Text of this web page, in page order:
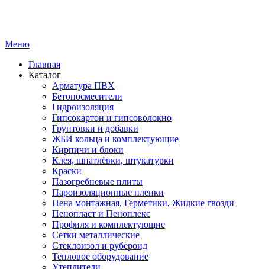
Меню
Главная
Каталог
Арматура ПВХ
Бетоносмесители
Гидроизоляция
Гипсокартон и гипсоволокно
Грунтовки и добавки
ЖБИ кольца и комплектующие
Кирпичи и блоки
Клея, шпатлёвки, штукатурки
Краски
Пазогребневые плиты
Пароизоляционные пленки
Пена монтажная, Герметики, Жидкие гвозди
Пенопласт и Пеноплекс
Профиля и комплектующие
Сетки металлические
Стеклоизол и рубероид
Тепловое оборудование